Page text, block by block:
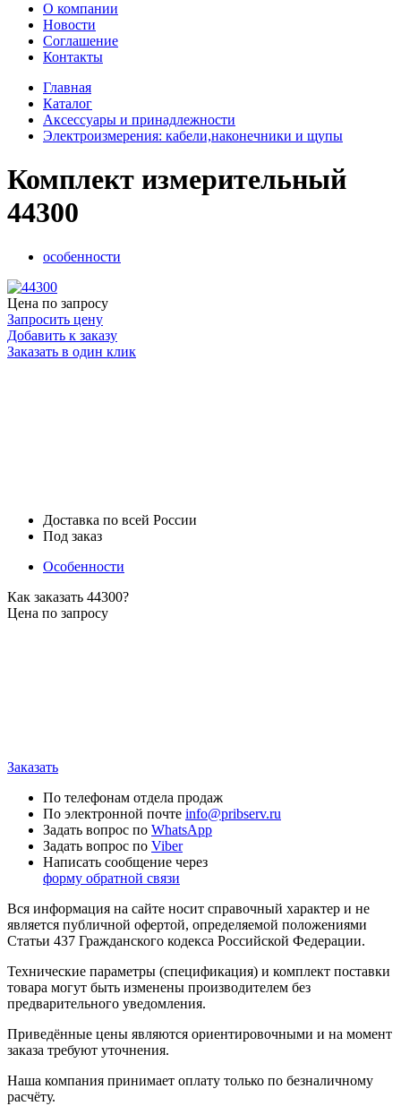
О компании
Новости
Соглашение
Контакты
Главная
Каталог
Аксессуары и принадлежности
Электроизмерения: кабели,наконечники и щупы
Комплект измерительный
44300
особенности
Цена по запросу
Запросить цену
Добавить к заказу
Заказать в один клик
Доставка по всей России
Под заказ
Особенности
Как заказать 44300?
Цена по запросу
Заказать
По телефонам отдела продаж
По электронной почте info@pribserv.ru
Задать вопрос по WhatsApp
Задать вопрос по Viber
Написать сообщение через
форму обратной связи
Вся информация на сайте носит справочный характер и не
является публичной офертой, определяемой положениями
Статьи 437 Гражданского кодекса Российской Федерации.
Технические параметры (спецификация) и комплект поставки
товара могут быть изменены производителем без
предварительного уведомления.
Приведённые цены являются ориентировочными и на момент
заказа требуют уточнения.
Наша компания принимает оплату только по безналичному
расчёту.